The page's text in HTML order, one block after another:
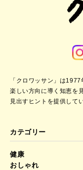
「クロワッサン」は
楽しい方向に導く知恵を
見出すヒントを提供して
カテゴリー
健康
おしゃれ